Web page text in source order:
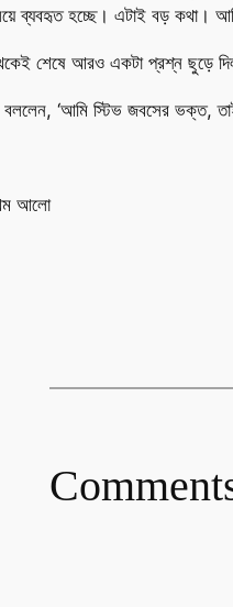
ব্যবহৃত হচ্ছে। এটাই বড় কথা।
শেষে আরও একটা প্রশ্ন ছুড়ে
বললেন, ‘আমি স্টিভ জবসের ভক্ত,
আলো